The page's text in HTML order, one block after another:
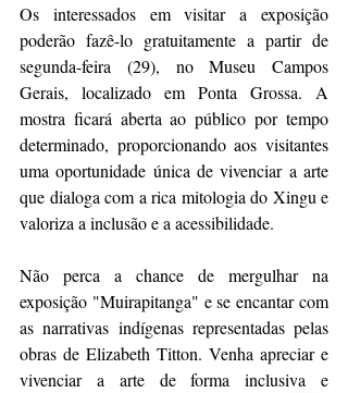
Os interessados em visitar a exposição
poderão fazê-lo gratuitamente a partir de
segunda-feira (29), no Museu Campos
Gerais, localizado em Ponta Grossa. A
mostra ficará aberta ao público por tempo
determinado, proporcionando aos visitantes
uma oportunidade única de vivenciar a arte
que dialoga com a rica mitologia do Xingu e
valoriza a inclusão e a acessibilidade.
Não perca a chance de mergulhar na
exposição "Muirapitanga" e se encantar com
as narrativas indígenas representadas pelas
obras de Elizabeth Titton. Venha apreciar e
vivenciar a arte de forma inclusiva e